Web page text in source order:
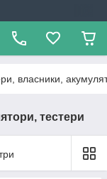
власники,
тестери